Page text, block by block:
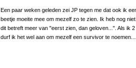
Een paar weken geleden zei JP tegen me dat ook ik
beetje moeite mee om mezelf zo te zien. Ik heb nog
dit betreft meer van "eerst zien, dan geloven...". Als ik
durf ik het wel aan om mezelf een survivor te